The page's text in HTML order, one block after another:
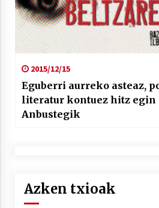
2015/12/15
Eguberri aurreko asteaz,
literatur kontuez hitz egin
Anbustegik
Azken txioak